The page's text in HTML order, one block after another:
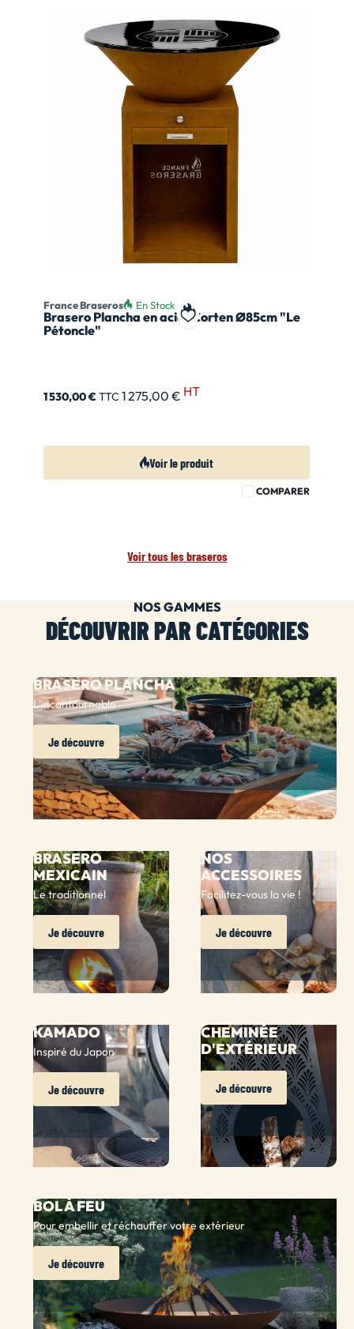
Ajouter à ma liste de souhait
France Braseros En Stock
Brasero Plancha en acier Corten Ø85cm "Le
Pétoncle"
1 530,00 €TTC 1 275,00 € HT
Voir le produit
COMPARER
Voir tous les braseros
NOS GAMMES
DÉCOUVRIR PAR CATÉGORIES
BRASERO PLANCHA
L'incontournable
Je découvre
BRASERO
MEXICAIN
Le traditionnel
Je découvre
NOS
ACCESSOIRES
Facilitez-vous la vie !
Je découvre
KAMADO
Inspiré du Japon
Je découvre
CHEMINÉE
D'EXTÉRIEUR
Je découvre
BOL À FEU
Pour embellir et réchauffer votre extérieur
Je découvre